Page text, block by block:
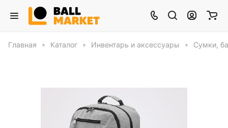
Главная Каталог Инвентарь и аксессуары Сумки,